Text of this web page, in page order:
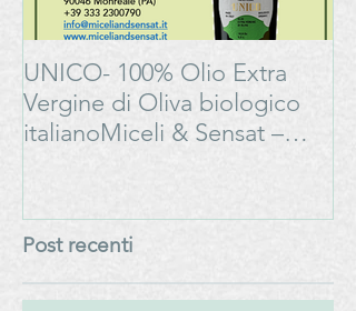
UNICO- 100% Olio Extra
Vergine di Oliva biologico
italianoMiceli & Sensat –
Post recenti